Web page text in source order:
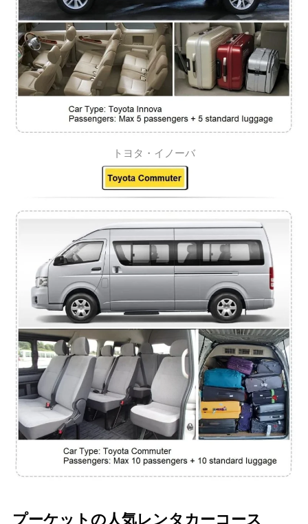
トヨタ・イノーバ
プーケットの人気レンタカーコース